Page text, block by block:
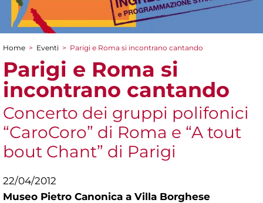
Tu sei qui
Home > Eventi > Parigi e Roma si incontrano cantando
Parigi e Roma si
incontrano cantando
Concerto dei gruppi polifonici
“CaroCoro” di Roma e “A tout
bout Chant” di Parigi
22/04/2012
Museo Pietro Canonica a Villa Borghese